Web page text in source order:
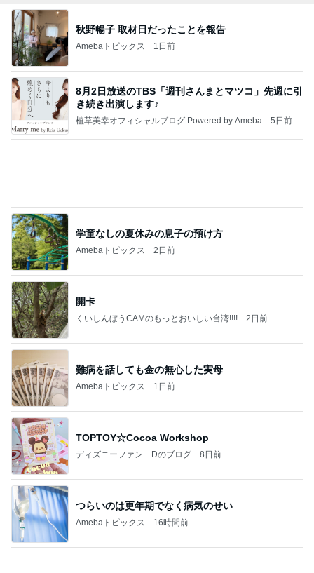
秋野暢子 取材日だったことを報告
Amebaトピックス 1日前
8月2日放送のTBS「週刊さんまとマツコ」先週に引
き続き出演します♪
植草美幸オフィシャルブログ Powered by Ameba 5日前
学童なしの夏休みの息子の預け方
Amebaトピックス 2日前
開卡
くいしんぼうCAMのもっとおいしい台湾!!!! 2日前
難病を話しても金の無心した実母
Amebaトピックス 1日前
TOPTOY☆Cocoa Workshop
ディズニーファン Dのブログ 8日前
つらいのは更年期でなく病気のせい
Amebaトピックス 16時間前